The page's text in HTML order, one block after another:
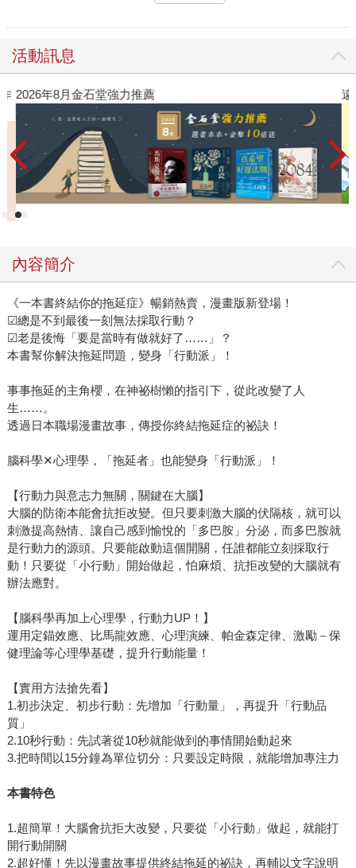
活動訊息
2026年8月金石堂強力推薦 遠
內容簡介
《一本書終結你的拖延症》暢銷熱賣，漫畫版新登場！
☑總是不到最後一刻無法採取行動？
☑老是後悔「要是當時有做就好了……」？
本書幫你解決拖延問題，變身「行動派」！
事事拖延的主角櫻，在神祕樹懶的指引下，從此改變了人
生……。
透過日本職場漫畫故事，傳授你終結拖延症的祕訣！
腦科學✕心理學，「拖延者」也能變身「行動派」！
【行動力與意志力無關，關鍵在大腦】
大腦的防衛本能會抗拒改變。但只要刺激大腦的伏隔核，就可以
刺激提高熱情、讓自己感到愉悅的「多巴胺」分泌，而多巴胺就
是行動力的源頭。只要能啟動這個開關，任誰都能立刻採取行
動！只要從「小行動」開始做起，怕麻煩、抗拒改變的大腦就有
辦法應對。
【腦科學再加上心理學，行動力UP！】
運用定錨效應、比馬龍效應、心理演練、帕金森定律、激勵－保
健理論等心理學基礎，提升行動能量！
【實用方法搶先看】
1.初步決定、初步行動：先增加「行動量」，再提升「行動品
質」
2.10秒行動：先試著從10秒就能做到的事情開始動起來
3.把時間以15分鐘為單位切分：只要設定時限，就能增加專注力
本書特色
1.超簡單！大腦會抗拒大改變，只要從「小行動」做起，就能打
開行動開關
2.超好懂！先以漫畫故事提供終結拖延的祕訣，再輔以文字說明